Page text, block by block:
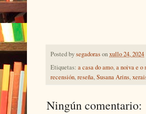
Posted bysegadorasonxullo 24, 2024
Etiquetas: a casa do amo,a noiva e o
recensión,reseña,Susana Arins,
Ningún comentario: